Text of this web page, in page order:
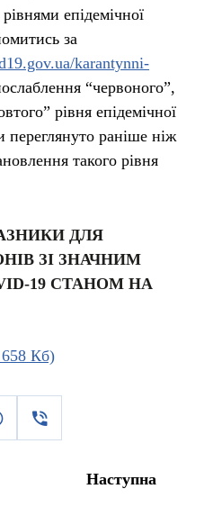
епідемічної
за
karantynni-
“червоного”,
рівня епідемічної
раніше ніж
такого рівня
ДЛЯ
ЗІ ЗНАЧНИМ
19 СТАНОМ НА
Кб)
Наступна